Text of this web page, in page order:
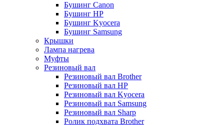
Бушинг Canon
Бушинг HP
Бушинг Kyocera
Бушинг Samsung
Крышки
Лампа нагрева
Муфты
Резиновый вал
Резиновый вал Brother
Резиновый вал HP
Резиновый вал Kyocera
Резиновый вал Samsung
Резиновый вал Sharp
Ролик подхвата Brother